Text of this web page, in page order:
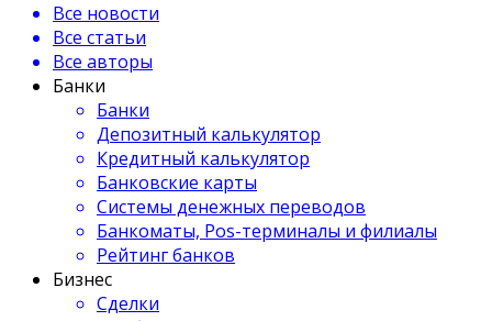
Все новости
Все статьи
Все авторы
Банки
Банки
Депозитный калькулятор
Кредитный калькулятор
Банковские карты
Системы денежных переводов
Банкоматы, Pos-терминалы и филиалы
Рейтинг банков
Бизнес
Сделки